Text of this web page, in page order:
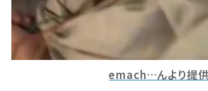
emach…んより提供